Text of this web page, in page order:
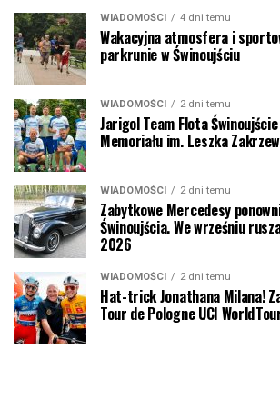
WIADOMOŚCI 4 dni temu
Wakacyjna atmosfera i
parkrunie w Świnoujściu
WIADOMOŚCI 2 dni temu
Jarigol Team Flota
Memoriału im. Leszka
WIADOMOŚCI 2 dni temu
Zabytkowe Mercedesy
Świnoujścia. We wrześniu
2026
WIADOMOŚCI 2 dni temu
Hat-trick Jonathana Milana!
Tour de Pologne UCI